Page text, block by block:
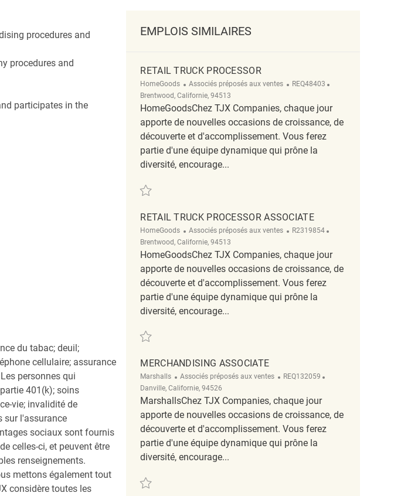
procedures and
procedures and
participates in the
du tabac; deuil;
cellulaire; assurance
personnes qui
401(k); soins
vie; invalidité de
sur l'assurance
sociaux sont fournis
celles-ci, et peuvent être
renseignements.
mettons également tout
considère toutes les
EMPLOIS SIMILAIRES
RETAIL TRUCK PROCESSOR
HomeGoods Catégorie
Associés préposés aux ventes ReqId
REQ48403
Brentwood, Californie, 94513
HomeGoodsChez TJX Companies, chaque jour
apporte de nouvelles occasions de croissance, de
découverte et d'accomplissement. Vous ferez
partie d'une équipe dynamique qui prône la
diversité, encourage...
RETAIL TRUCK PROCESSOR ASSOCIATE
HomeGoods Catégorie
Associés préposés aux ventes ReqId
R2319854
Brentwood, Californie, 94513
HomeGoodsChez TJX Companies, chaque jour
apporte de nouvelles occasions de croissance, de
découverte et d'accomplissement. Vous ferez
partie d'une équipe dynamique qui prône la
diversité, encourage...
Sauvegarder Retail Truck Processor Associate R2319854
MERCHANDISING ASSOCIATE
Marshalls Catégorie
Associés préposés aux ventes ReqId
REQ132059
Danville, Californie, 94526
MarshallsChez TJX Companies, chaque jour
apporte de nouvelles occasions de croissance, de
découverte et d'accomplissement. Vous ferez
partie d'une équipe dynamique qui prône la
diversité, encourage...
Sauvegarder Merchandising Associate REQ132059